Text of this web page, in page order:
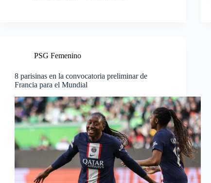
PSG Femenino
8 parisinas en la convocatoria preliminar de
Francia para el Mundial